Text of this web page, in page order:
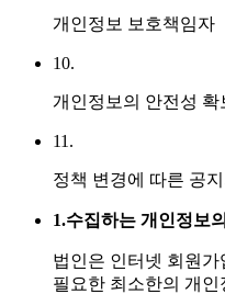
개인정보 보호책임자
10.
개인정보의 안전성 확
11.
정책 변경에 따른 공
1.수집하는 개인정보
법인은 인터넷 회원
필요한 최소한의 개